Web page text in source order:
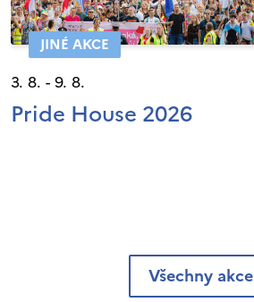
JINÉ AKCE
3. 8. - 9. 8.
Pride House 2026
Všechny akce